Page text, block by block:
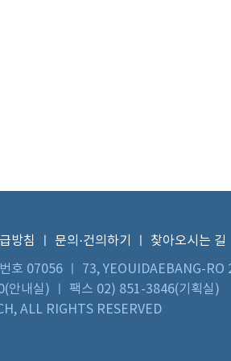
방침 문의·건의하기
찾아오시는 길
호 07056 ㅣ 73, YEOUIDAEBANG-
안내실) ㅣ 팩스 02) 851-3846(기획실)
ALL RIGHTS RESERVED